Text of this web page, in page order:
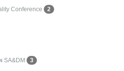
Conference 2
3